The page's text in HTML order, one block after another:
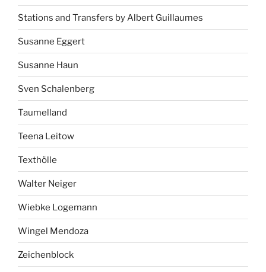
Stations and Transfers by Albert Guillaumes
Susanne Eggert
Susanne Haun
Sven Schalenberg
Taumelland
Teena Leitow
Texthölle
Walter Neiger
Wiebke Logemann
Wingel Mendoza
Zeichenblock